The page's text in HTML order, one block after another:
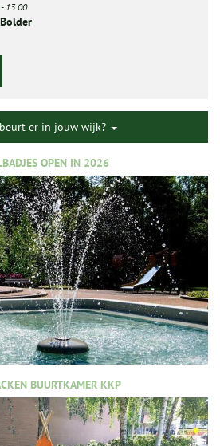
13:00
er in jouw wijk?
OPEN IN 2026
BUURTKAMER KKP